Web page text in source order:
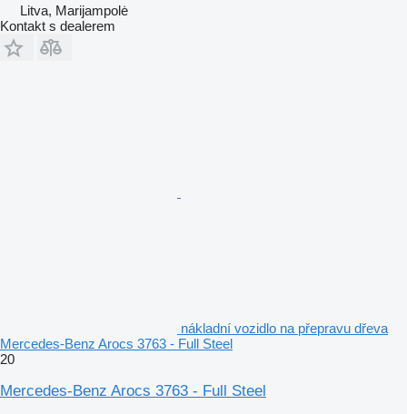
Litva, Marijampolė
Kontakt s dealerem
nákladní vozidlo na přepravu dřeva
Mercedes-Benz Arocs 3763 - Full Steel
20
Mercedes-Benz Arocs 3763 - Full Steel